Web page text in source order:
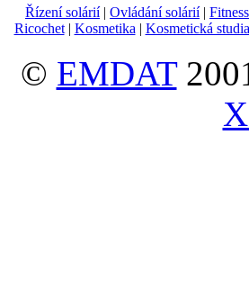
Řízení solárií| Ovládání solárií|
Ricochet| Kosmetika | Kosmetická studia
© EMDAT